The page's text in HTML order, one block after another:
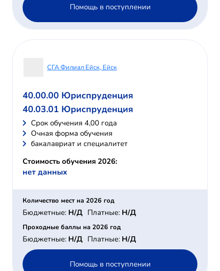
Помощь в поступлении
СГА Филиал Ейск, Ейск
40.00.00 Юриспруденция
40.03.01 Юриспруденция
Cрок обучения 4,00 года
Очная форма обучения
бакалавриат и специалитет
Стоимость обучения 2026:
нет данных
Количество мест на 2026 год
Бюджетные: Н/Д Платные: Н/Д
Проходные баллы на 2026 год
Бюджетные: Н/Д Платные: Н/Д
Помощь в поступлении